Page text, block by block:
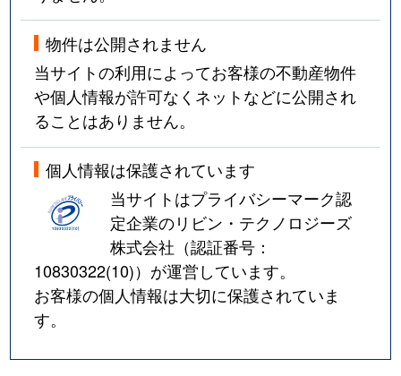
物件は公開されません
当サイトの利用によってお客様の不動産物件
や個人情報が許可なくネットなどに公開され
ることはありません。
個人情報は保護されています
当サイトはプライバシーマーク認
定企業のリビン・テクノロジーズ
株式会社（認証番号：
10830322(10)）が運営しています。
お客様の個人情報は大切に保護されていま
す。